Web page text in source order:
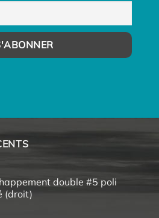
double #5 poli
(droit)